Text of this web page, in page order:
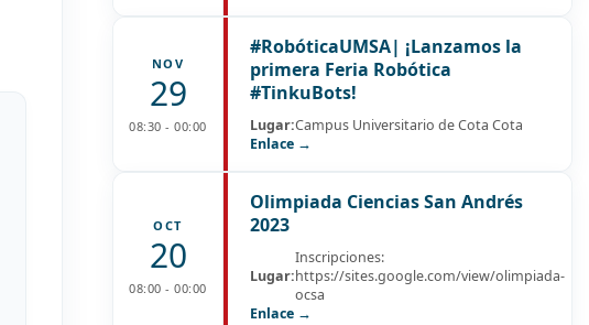
NOV
29
08:30 - 00:00
#RobóticaUMSA| ¡Lanzamos la
primera Feria Robótica
#TinkuBots!
Lugar:Campus Universitario de Cota Cota
Enlace →
OCT
20
08:00 - 00:00
Olimpiada Ciencias San Andrés
2023
Lugar:
Inscripciones:
https://sites.google.com/view/olimpiada-
ocsa
Enlace →